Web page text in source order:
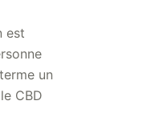
est
un
CBD